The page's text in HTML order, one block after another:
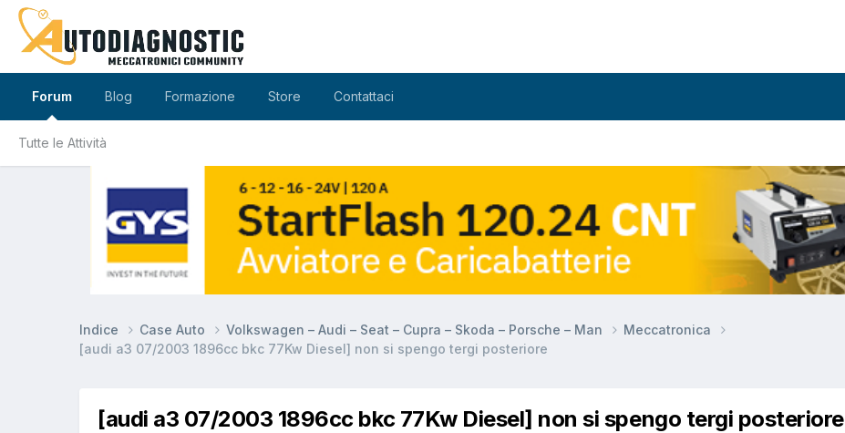
Forum
Tutte le Attività
Blog Formazione Store Contattaci
Indice Case Auto Volkswagen – Audi – Seat – Cupra – Skoda – Porsche – Man
Meccatronica
[audi a3 07/2003 1896cc bkc 77Kw Diesel] non si spengo tergi posteriore
[audi a3 07/2003 1896cc bkc 77Kw Diesel] non si spengo tergi posteriore